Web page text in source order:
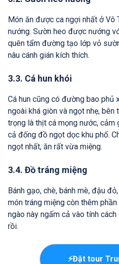
Món ăn được ca ngợi nhất ở Vô
nướng. Sườn heo được nướng
quên tẩm đường tạo lớp vỏ
nâu cánh gián kích thích.
3.3. Cá hun khói
Cá hun cũng có đường bao phủ
ngoài khá giòn và ngọt nhẹ, bên
trọng là thịt cá mọng nước, cảm
cả đống đồ ngọt dọc khu phố.
ngọt nhất, ăn rất vừa miệng.
3.4. Đồ tráng miệng
Bánh gạo, chè, bánh mè, đậu
món tráng miệng còn thêm
ngào này ngấm cả vào tính
rồi.
⚡Đặt tour